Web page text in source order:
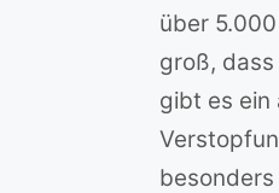
über
groß,
gibt es ein